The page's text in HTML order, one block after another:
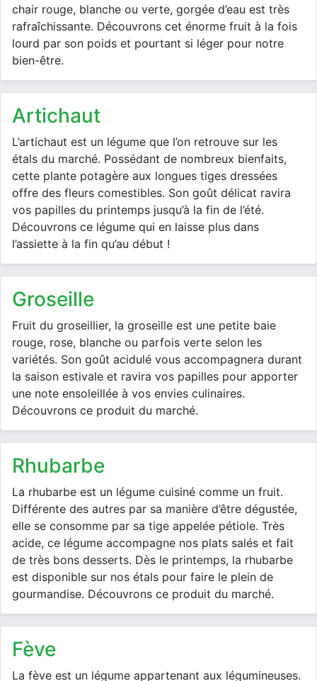
chair rouge, blanche ou verte, gorgée d’eau est très
rafraîchissante. Découvrons cet énorme fruit à la fois
lourd par son poids et pourtant si léger pour notre
bien-être.
artichaut
L’artichaut est un légume que l’on retrouve sur les
étals du marché. Possédant de nombreux bienfaits,
cette plante potagère aux longues tiges dressées
offre des fleurs comestibles. Son goût délicat ravira
vos papilles du printemps jusqu’à la fin de l’été.
Découvrons ce légume qui en laisse plus dans
l’assiette à la fin qu’au début !
groseille
Fruit du groseillier, la groseille est une petite baie
rouge, rose, blanche ou parfois verte selon les
variétés. Son goût acidulé vous accompagnera durant
la saison estivale et ravira vos papilles pour apporter
une note ensoleillée à vos envies culinaires.
Découvrons ce produit du marché.
rhubarbe
La rhubarbe est un légume cuisiné comme un fruit.
Différente des autres par sa manière d’être dégustée,
elle se consomme par sa tige appelée pétiole. Très
acide, ce légume accompagne nos plats salés et fait
de très bons desserts. Dès le printemps, la rhubarbe
est disponible sur nos étals pour faire le plein de
gourmandise. Découvrons ce produit du marché.
fève
La fève est un légume appartenant aux légumineuses.